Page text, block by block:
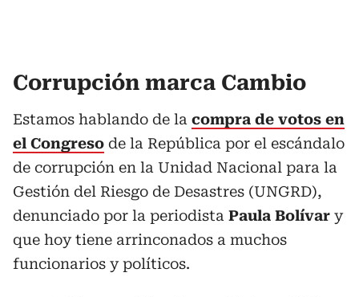
Corrupción marca Cambio
Estamos hablando de la compra de votos en
el Congreso de la República por el escándalo
de corrupción en la Unidad Nacional para la
Gestión del Riesgo de Desastres (UNGRD),
denunciado por la periodista Paula Bolívar y
que hoy tiene arrinconados a muchos
funcionarios y políticos.